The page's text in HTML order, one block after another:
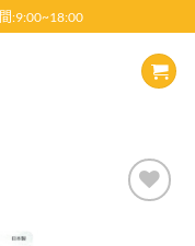
:9:00~18:00